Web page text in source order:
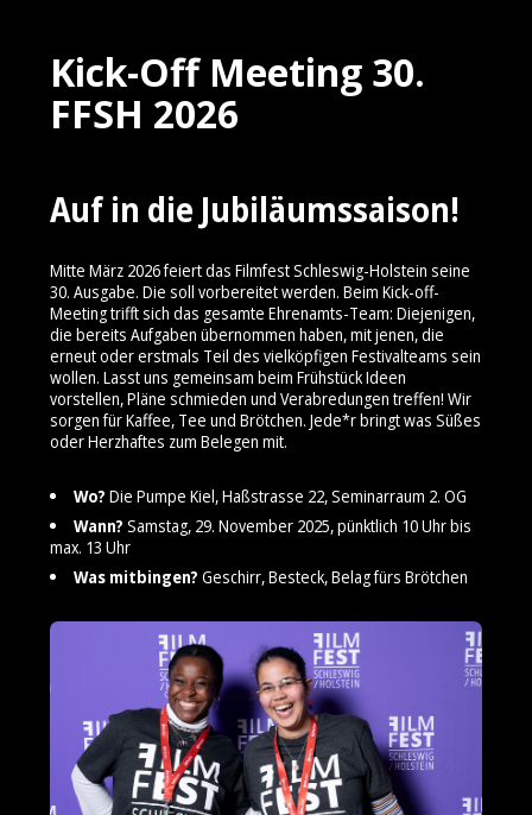
Kick-Off Meeting 30.
FFSH 2026
Auf in die Jubiläumssaison!
Mitte März 2026 feiert das Filmfest Schleswig-Holstein seine
30. Ausgabe. Die soll vorbereitet werden. Beim Kick-off-
Meeting trifft sich das gesamte Ehrenamts-Team: Diejenigen,
die bereits Aufgaben übernommen haben, mit jenen, die
erneut oder erstmals Teil des vielköpfigen Festivalteams sein
wollen. Lasst uns gemeinsam beim Frühstück Ideen
vorstellen, Pläne schmieden und Verabredungen treffen! Wir
sorgen für Kaffee, Tee und Brötchen. Jede*r bringt was Süßes
oder Herzhaftes zum Belegen mit.
Wo? Die Pumpe Kiel, Haßstrasse 22, Seminarraum 2. OG
Wann? Samstag, 29. November 2025, pünktlich 10 Uhr bis
max. 13 Uhr
Was mitbingen? Geschirr, Besteck, Belag fürs Brötchen